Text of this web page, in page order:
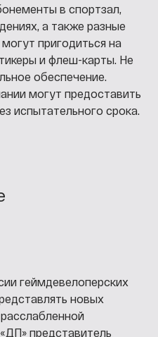
в спортзал,
а также разные
пригодиться на
и флеш-карты. Не
обеспечение.
могут предоставить
испытательного срока.
геймдевелоперских
новых
представитель